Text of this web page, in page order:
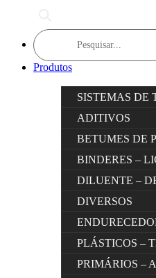
Products
search
Produtos
SISTEMAS DE
ADITIVOS
BETUMES DE
BINDERES –
DILUENTE –
DIVERSOS
PLÁSTICOS –
PRIMÁRIOS –